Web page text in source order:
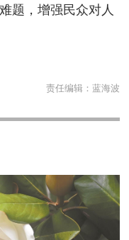
题，增强民众对人
责任编辑： 蓝海波